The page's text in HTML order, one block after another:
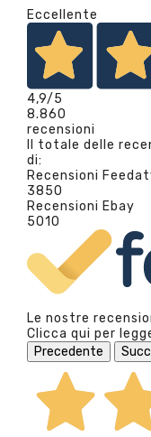
Eccellente
4,9/5
8.860
recensioni
Il totale delle
di:
Recensioni
3850
Recensioni Ebay
5010
Le nostre
Clicca qui per
Precedente